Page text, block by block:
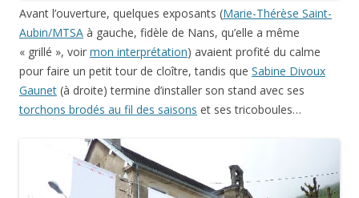
Avant l’ouverture, quelques exposants (Marie-Thérèse Saint-
Aubin/MTSA à gauche, fidèle de Nans, qu’elle a même
« grillé », voir mon interprétation) avaient profité du calme
pour faire un petit tour de cloître, tandis que Sabine Divoux
Gaunet (à droite) termine d’installer son stand avec ses
torchons brodés au fil des saisons et ses tricoboules…